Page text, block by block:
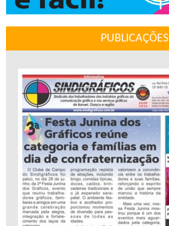
PUBLICAÇÕES